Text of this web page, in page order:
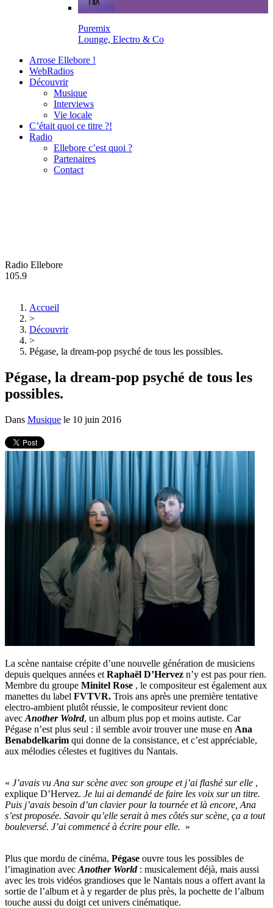
Puremix
Lounge, Electro & Co
Arrose Ellebore !
WebRadios
Découvrir
Musique
Interviews
Vie locale
C’était quoi ce titre ?!
Radio
Ellebore c’est quoi ?
Partenaires
Contact
Radio Ellebore
105.9
Accueil
>
Découvrir
>
Pégase, la dream-pop psyché de tous les possibles.
Pégase, la dream-pop psyché de tous les
possibles.
Dans Musique le 10 juin 2016
La scène nantaise crépite d’une nouvelle génération de musiciens
depuis quelques années et Raphaël D’Hervez n’y est pas pour rien.
Membre du groupe Minitel Rose , le compositeur est également aux
manettes du label FVTVR. Trois ans après une première tentative
electro-ambient plutôt réussie, le compositeur revient donc
avec Another Wolrd, un album plus pop et moins autiste. Car
Pégase n’est plus seul : il semble avoir trouver une muse en Ana
Benabdelkarim qui donne de la consistance, et c’est appréciable,
aux mélodies célestes et fugitives du Nantais.
« J’avais vu Ana sur scène avec son groupe et j’ai flashé sur elle ,
explique D’Hervez. Je lui ai demandé de faire les voix sur un titre.
Puis j’avais besoin d’un clavier pour la tournée et là encore, Ana
s’est proposée. Savoir qu’elle serait à mes côtés sur scène, ça a tout
bouleversé. J’ai commencé à écrire pour elle. »
Plus que mordu de cinéma, Pégase ouvre tous les possibles de
l’imagination avec Another World : musicalement déjà, mais aussi
avec les trois vidéos grandioses que le Nantais nous a offert avant la
sortie de l’album et à y regarder de plus près, la pochette de l’album
touche aussi du doigt cet univers cinématique.